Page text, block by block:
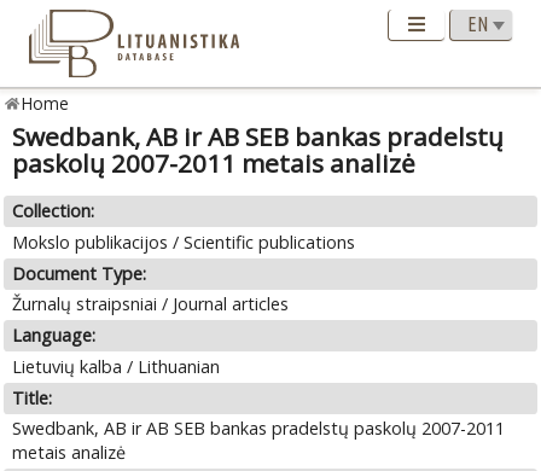
Home
Swedbank, AB ir AB SEB bankas pradelstų
paskolų 2007-2011 metais analizė
Collection:
Mokslo publikacijos / Scientific publications
Document Type:
Žurnalų straipsniai / Journal articles
Language:
Lietuvių kalba / Lithuanian
Title:
Swedbank, AB ir AB SEB bankas pradelstų paskolų 2007-2011
metais analizė